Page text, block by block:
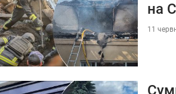
на
11